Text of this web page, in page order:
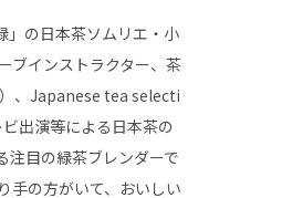
の日本茶ソムリエ・小
ブインストラクター、茶
、Japanese tea selecti
出演等による日本茶の
注目の緑茶ブレンダーで
手の方がいて、おいしい